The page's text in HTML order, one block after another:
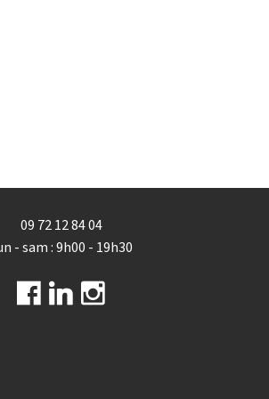
09 72 12 84 04
- sam : 9h00 - 19h30